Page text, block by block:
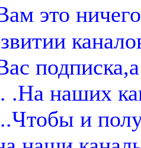
это
наших
и